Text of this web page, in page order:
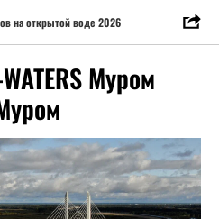
на открытой воде 2026
Муром